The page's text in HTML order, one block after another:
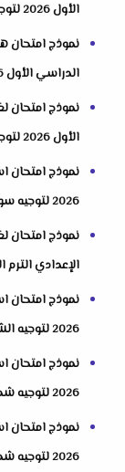
الأول 2026 لتوجيه سوهاج
نموذج امتحان
الدراسي الأول 2026 لتوجيه سوهاج
نموذج امتحان
الأول 2026 لتوجيه سوهاج
نموذج امتحان
2026 لتوجيه سوهاج
نموذج امتحان
الإعدادي الترم الأول 2026
نموذج امتحان
2026 لتوجيه الشرقية
نموذج امتحان
2026 لتوجيه شمال سيناء
نموذج امتحان
2026 لتوجيه شمال سيناء